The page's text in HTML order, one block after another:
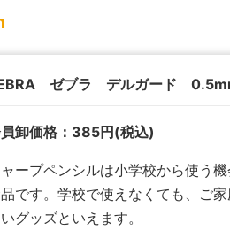
ゼブラ デルガード
卸価格： 385円 (税込)
ープペンシルは小学校から使う
です。学校で使えなくても、ご
グッズといえます。